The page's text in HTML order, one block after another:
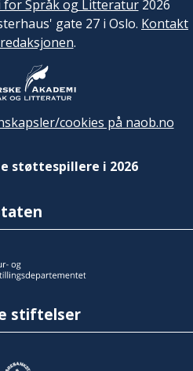
for Språk og Litteratur2026
gate 27 i Oslo. Kontakt
.
cookies på naob.no
støttespillere i 2026
stiftelser